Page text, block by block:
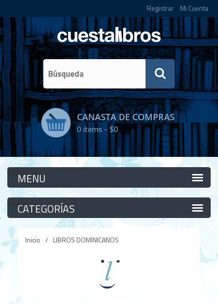
Registrar Mi Cuenta
CANASTA DE COMPRAS
0items -$0
Categorías
Categorías
Inicio / LIBROS DOMINICANOS